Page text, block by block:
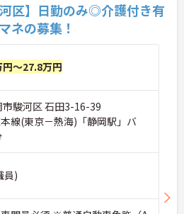
河区】日勤のみ◎介護付き有
ネの募集！
円～27.8万円
市駿河区 石田3-16-39
線(東京－熱海)「静岡駅」バ
員)